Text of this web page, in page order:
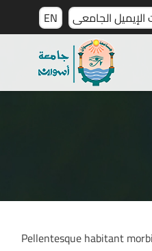
EN الجامعى
Pellentesque habitant